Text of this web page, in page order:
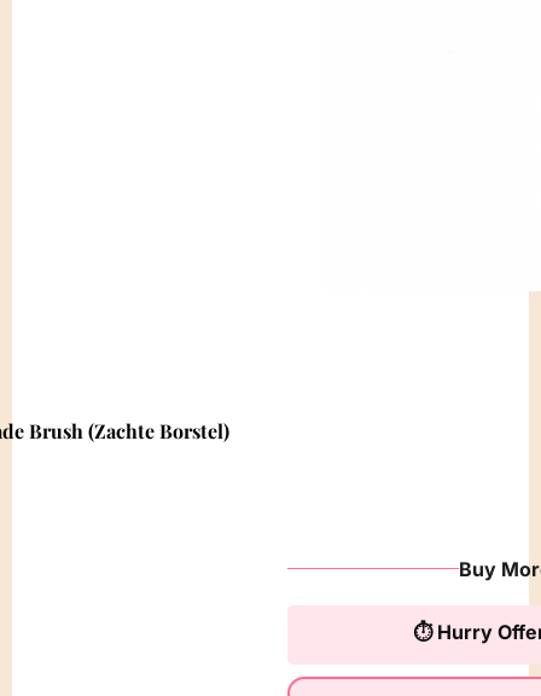
Brush (Zachte Borstel)
Buy
⏱️ Hurry